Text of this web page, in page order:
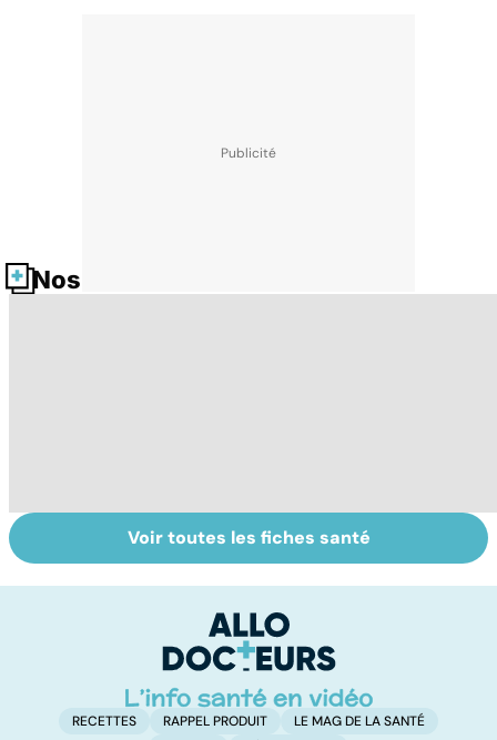
Nos fiches santé
Tout savoir sur
les infections
Suicide : prévenir
le passage à
Voir toutes les fiches santé
RECETTES RAPPEL PRODUIT
LE MAG DE LA SANTÉ